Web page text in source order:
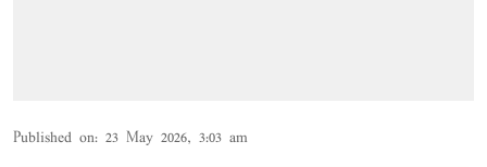
Published on: 23 May 2026, 3:03 am